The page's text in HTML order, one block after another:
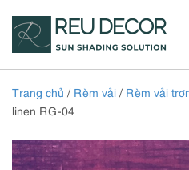
Trang chủ / Rèm vải / Rèm vải
linen RG-04